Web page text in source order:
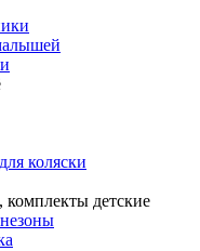
коляски
детские